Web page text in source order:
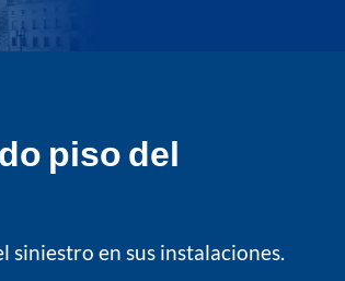
piso del
en sus instalaciones.